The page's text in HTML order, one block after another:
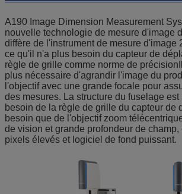
A190 Image Dimension Measurement
nouvelle technologie de mesure d'image
diffère de l'instrument de mesure d'image
ce qu'il n'a plus besoin du capteur de
règle de grille comme norme de
plus nécessaire d'agrandir l'image du
l'objectif avec une grande focale pour
des mesures. La structure du fuselage
besoin de la règle de grille du capteur de
besoin que de l'objectif zoom
de vision et grande profondeur de champ,
pixels élevés et logiciel de fond puissant.